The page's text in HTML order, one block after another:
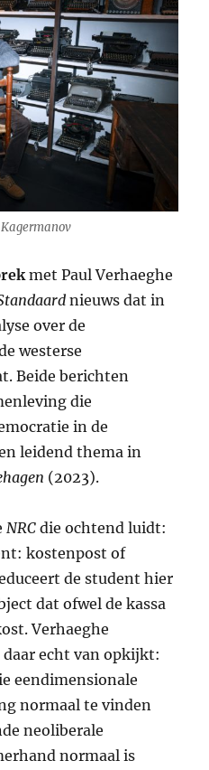
met Paul Verhaeghe
nieuws dat in
over de
westerse
Beide berichten
die
in de
leidend thema in
(2023).
NRC die ochtend luidt:
kostenpost of
de student hier
dat ofwel de kassa
Verhaeghe
echt van opkijkt:
eendimensionale
normaal te vinden
neoliberale
normaal is